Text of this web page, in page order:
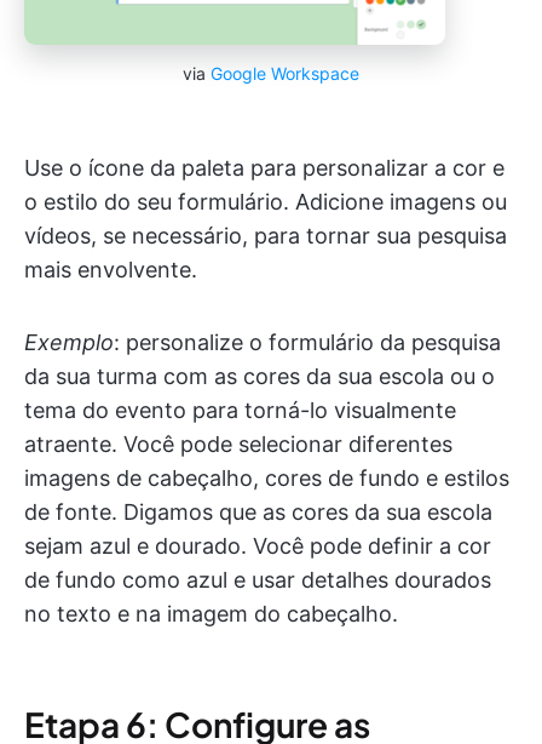
via Google Workspace
Use o ícone da paleta para personalizar a cor e
o estilo do seu formulário. Adicione imagens ou
vídeos, se necessário, para tornar sua pesquisa
mais envolvente.
Exemplo: personalize o formulário da pesquisa
da sua turma com as cores da sua escola ou o
tema do evento para torná-lo visualmente
atraente. Você pode selecionar diferentes
imagens de cabeçalho, cores de fundo e estilos
de fonte. Digamos que as cores da sua escola
sejam azul e dourado. Você pode definir a cor
de fundo como azul e usar detalhes dourados
no texto e na imagem do cabeçalho.
Etapa 6: Configure as